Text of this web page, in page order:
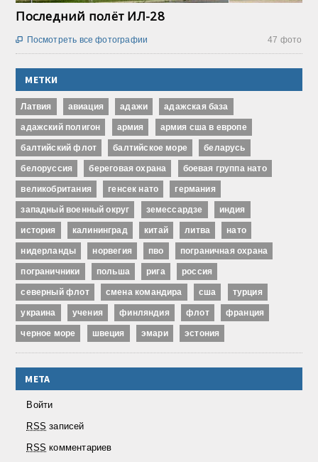
Последний полёт ИЛ-28
47 фото
 Посмотреть все фотографии
МЕТКИ
Латвия авиация адажи адажская база
адажский полигон армия армия сша в европе
балтийский флот балтийское море беларусь
белоруссия береговая охрана боевая группа нато
великобритания генсек нато германия
западный военный округ земессардзе индия
история калининград китай литва нато
нидерланды норвегия пво пограничная охрана
пограничники польша рига россия
северный флот смена командира сша турция
украина учения финляндия флот франция
черное море швеция эмари эстония
МЕТА
Войти
RSS записей
RSS комментариев